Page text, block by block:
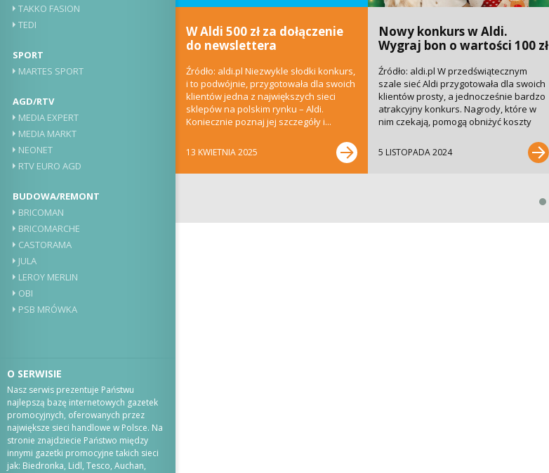
TAKKO FASION
TEDI
SPORT
MARTES SPORT
AGD/RTV
MEDIA EXPERT
MEDIA MARKT
NEONET
RTV EURO AGD
BUDOWA/REMONT
BRICOMAN
BRICOMARCHE
CASTORAMA
JULA
LEROY MERLIN
OBI
PSB MRÓWKA
O SERWISIE
Nasz serwis prezentuje Państwu
najlepszą bazę internetowych gazetek
promocyjnych, oferowanych przez
największe sieci handlowe w Polsce. Na
stronie znajdziecie Państwo między
innymi gazetki promocyjne takich sieci
jak: Biedronka, Lidl, Tesco, Auchan,
W Aldi 500 zł za dołączenie
do newslettera
Źródło: aldi.pl Niezwykle słodki konkurs,
i to podwójnie, przygotowała dla swoich
klientów jedna z największych sieci
sklepów na polskim rynku – Aldi.
Koniecznie poznaj jej szczegóły i...
13 KWIETNIA 2025
Nowy konkurs w Aldi.
Wygraj bon o wartości 100 zł
Źródło: aldi.pl W przedświątecznym
szale sieć Aldi przygotowała dla swoich
klientów prosty, a jednocześnie bardzo
atrakcyjny konkurs. Nagrody, które w
nim czekają, pomogą obniżyć koszty
5 LISTOPADA 2024